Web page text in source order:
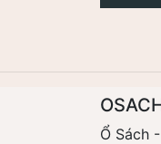
Ổ Sách